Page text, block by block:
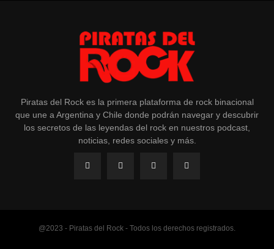
Piratas del Rock es la primera plataforma de rock binacional
que une a Argentina y Chile donde podrán navegar y descubrir
los secretos de las leyendas del rock en nuestros podcast,
noticias, redes sociales y más.
@2023 - Piratas del Rock - Todos los derechos registrados.